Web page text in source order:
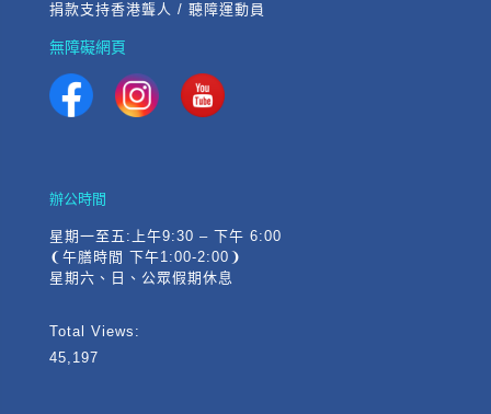
捐款支持香港聾人 / 聽障運動員
無障礙網頁
辦公時間
星期一至五:上午9:30 – 下午 6:00
❨午膳時間 下午1:00-2:00❩
星期六、日、公眾假期休息
Total Views:
45,197